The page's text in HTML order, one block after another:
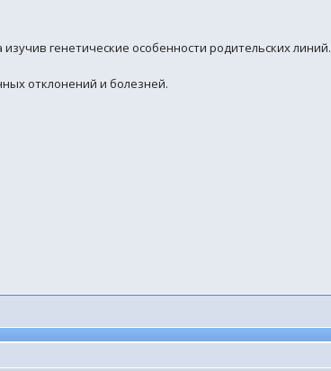
генетические особенности родительских линий.
отклонений и болезней.